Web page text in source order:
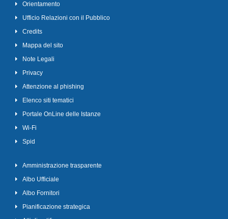
Orientamento
Ufficio Relazioni con il Pubblico
Credits
Mappa del sito
Note Legali
Privacy
Attenzione al phishing
Elenco siti tematici
Portale OnLine delle Istanze
Wi-Fi
Spid
Amministrazione trasparente
Albo Ufficiale
Albo Fornitori
Pianificazione strategica